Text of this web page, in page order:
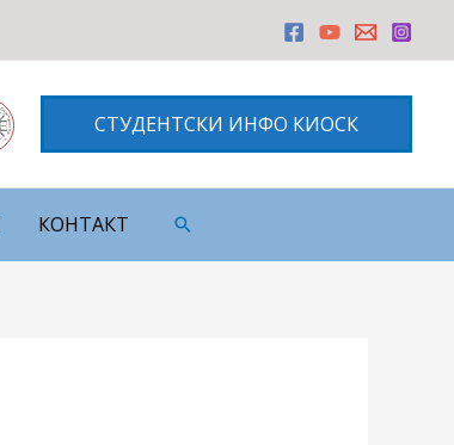
СТУДЕНТСКИ ИНФО КИОСК
КОНТАКТ Претрага